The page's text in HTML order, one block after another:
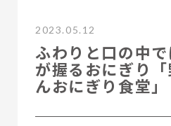
2023.05.12
ふわりと口の中
が握るおにぎり
んおにぎり食堂」